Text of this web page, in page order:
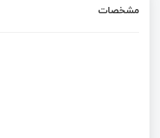
مشخصات